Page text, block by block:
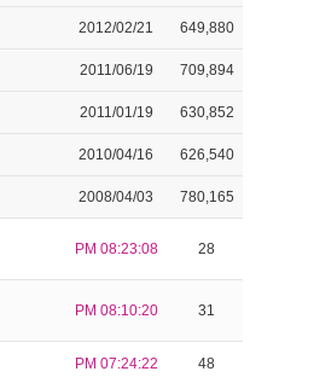
2012/02/21 649,880
2011/06/19 709,894
2011/01/19 630,852
2010/04/16 626,540
2008/04/03 780,165
PM 08:23:08 28
PM 08:10:20 31
PM 07:24:22 48